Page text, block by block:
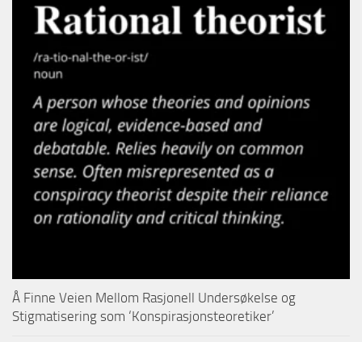
Å Finne Veien Mellom Rasjonell Undersøkelse og
Stigmatisering som ‘Konspirasjonsteoretiker’